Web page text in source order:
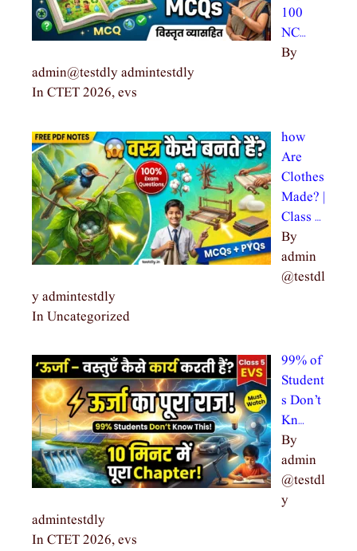
100
NC…
By
admin@testdly admintestdly
In CTET 2026, evs
how
Are
Clothes
Made? |
Class …
By
admin
@testdl
y admintestdly
In Uncategorized
99% of
Student
s Don’t
Kn…
By
admin
@testdl
y
admintestdly
In CTET 2026, evs